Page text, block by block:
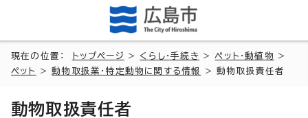
現在の位置： トップページ > くらし・手続き >ペット・動植物
>
ペット
>動物取扱業・特定動物に関する情報 > 動物取扱責任者
動物取扱責任者